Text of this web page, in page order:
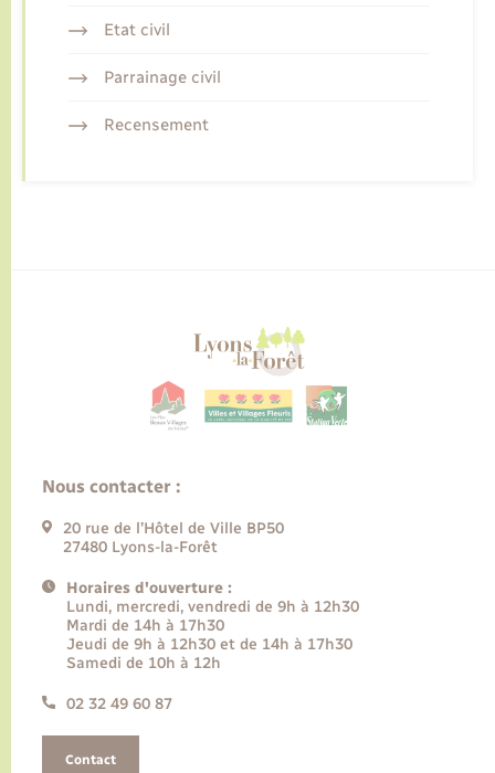
Etat civil
Parrainage civil
Recensement
Nous contacter :
20 rue de l’Hôtel de Ville BP50
27480 Lyons-la-Forêt
Horaires d'ouverture :
Lundi, mercredi, vendredi de 9h à 12h30
Mardi de 14h à 17h30
Jeudi de 9h à 12h30 et de 14h à 17h30
Samedi de 10h à 12h
02 32 49 60 87
Contact